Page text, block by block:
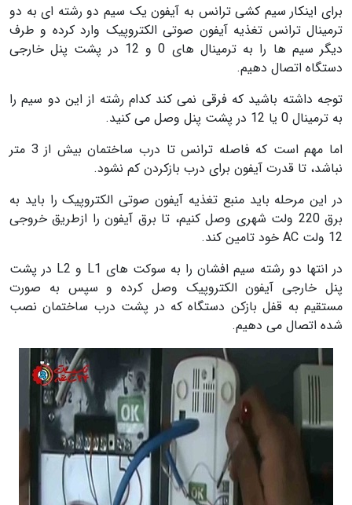
برای اینکار سیم کشی ترانس به آیفون یک سیم دو رشته ای به دو
ترمینال ترانس تغذیه آیفون صوتی الکتروپیک وارد کرده و طرف
دیگر سیم ها را به ترمینال های 0 و 12 در پشت پنل خارجی
دستگاه اتصال دهیم.
توجه داشته باشید که فرقی نمی کند کدام رشته از این دو سیم را
به ترمینال 0 یا 12 در پشت پنل وصل می کنید.
اما مهم است که فاصله ترانس تا درب ساختمان بیش از 3 متر
نباشد، تا قدرت آیفون برای درب بازکردن کم نشود.
در این مرحله باید منبع تغذیه آیفون صوتی الکتروپیک را باید به
برق 220 ولت شهری وصل کنیم، تا برق آیفون را ازطریق خروجی
12 ولت AC خود تامین کند.
در انتها دو رشته سیم افشان را به سوکت های L1 و L2 در پشت
پنل خارجی آیفون الکتروپیک وصل کرده و سپس به صورت
مستقیم به قفل بازکن دستگاه که در پشت درب ساختمان نصب
شده اتصال می دهیم.